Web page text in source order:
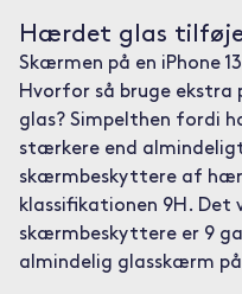
Hærdet glas
Skærmen på en iPhone
Hvorfor så bruge ekstra
glas? Simpelthen fordi
stærkere end
skærmbeskyttere af
klassifikationen 9H. Det
skærmbeskyttere er 9
almindelig glasskærm